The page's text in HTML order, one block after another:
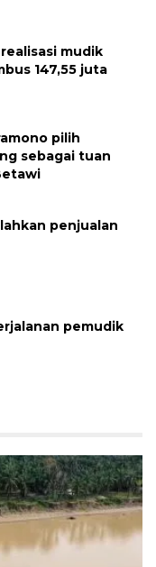
mudik
147,55 juta
pilih
sebagai tuan
penjualan
pemudik